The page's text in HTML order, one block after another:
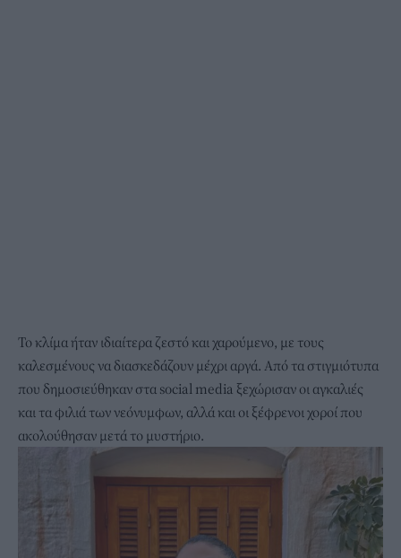
Το κλίμα ήταν ιδιαίτερα ζεστό και χαρούμενο, με τους
καλεσμένους να διασκεδάζουν μέχρι αργά. Από τα στιγμιότυπα
που δημοσιεύθηκαν στα social media ξεχώρισαν οι αγκαλιές
και τα φιλιά των νεόνυμφων, αλλά και οι ξέφρενοι χοροί που
ακολούθησαν μετά το μυστήριο.